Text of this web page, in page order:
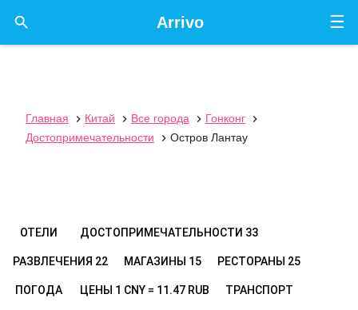
☰
Arrivo

Главная  Китай  Все города  Гонконг

Достопримечательности
 Остров Лантау
ОТЕЛИ ДОСТОПРИМЕЧАТЕЛЬНОСТИ 33
РАЗВЛЕЧЕНИЯ 22 МАГАЗИНЫ 15 РЕСТОРАНЫ 25
ПОГОДА ЦЕНЫ 1 CNY = 11.47 RUB ТРАНСПОРТ